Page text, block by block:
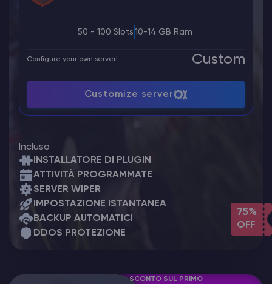
75%
OFF
50 - 100 Slots 10-14 GB Ram
Configure your own server! Custom
Customize server
Incluso
INSTALLATORE DI PLUGIN
ATTIVITÀ PROGRAMMATE
SERVER WIPER
IMPOSTAZIONE ISTANTANEA
BACKUP AUTOMATICI
DDOS PROTEZIONE
SCONTO SUL PRIMO